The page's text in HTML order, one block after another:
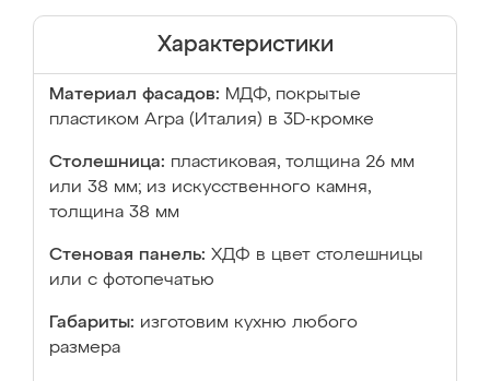
Характеристики
Материал фасадов: МДФ, покрытые
пластиком Arpa (Италия) в 3D-кромке
Столешница: пластиковая, толщина 26 мм
или 38 мм; из искусственного камня,
толщина 38 мм
Стеновая панель: ХДФ в цвет столешницы
или с фотопечатью
Габариты: изготовим кухню любого
размера